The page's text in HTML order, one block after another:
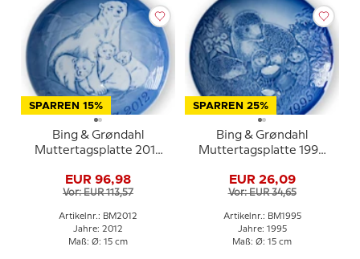
SPARREN 15%
Bing & Grøndahl
Muttertagsplatte 2012
EUR 96,98
Vor: EUR 113,57
Artikelnr.: BM2012
Jahre: 2012
Maß: Ø: 15 cm
SPARREN 25%
Bing & Grøndahl
Muttertagsplatte 1995
EUR 26,09
Vor: EUR 34,65
Artikelnr.: BM1995
Jahre: 1995
Maß: Ø: 15 cm